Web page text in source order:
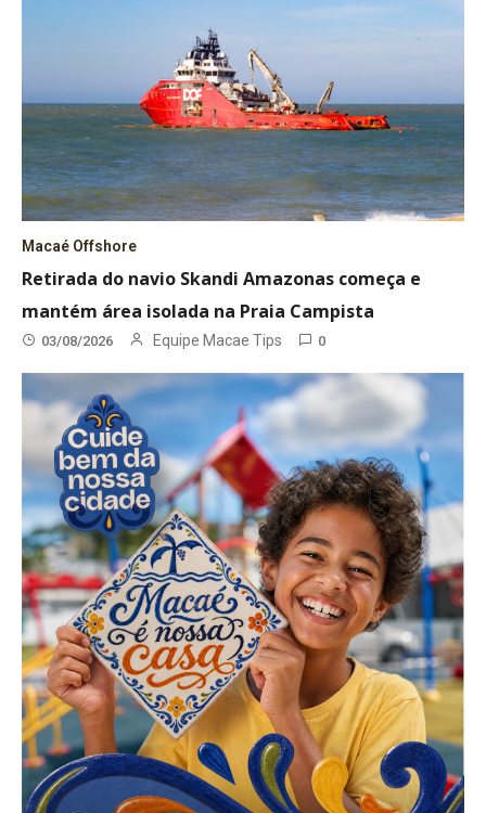
Macaé Offshore
Retirada do navio Skandi Amazonas começa e
mantém área isolada na Praia Campista
03/08/2026 Equipe Macae Tips 0